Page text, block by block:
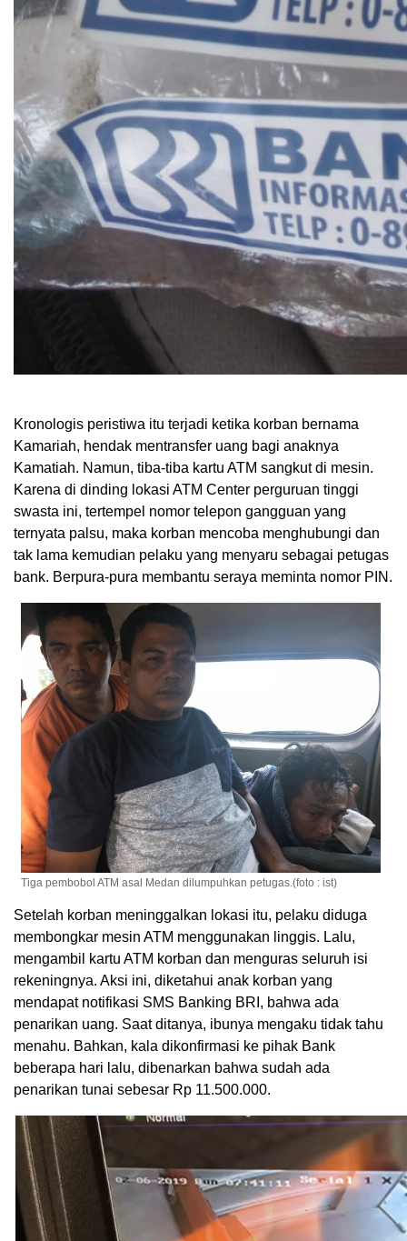
Kronologis peristiwa itu terjadi ketika korban bernama
Kamariah, hendak mentransfer uang bagi anaknya
Kamatiah. Namun, tiba-tiba kartu ATM sangkut di mesin.
Karena di dinding lokasi ATM Center perguruan tinggi
swasta ini, tertempel nomor telepon gangguan yang
ternyata palsu, maka korban mencoba menghubungi dan
tak lama kemudian pelaku yang menyaru sebagai petugas
bank. Berpura-pura membantu seraya meminta nomor PIN.
Tiga pembobol ATM asal Medan dilumpuhkan petugas.(foto : ist)
Setelah korban meninggalkan lokasi itu, pelaku diduga
membongkar mesin ATM menggunakan linggis. Lalu,
mengambil kartu ATM korban dan menguras seluruh isi
rekeningnya. Aksi ini, diketahui anak korban yang
mendapat notifikasi SMS Banking BRI, bahwa ada
penarikan uang. Saat ditanya, ibunya mengaku tidak tahu
menahu. Bahkan, kala dikonfirmasi ke pihak Bank
beberapa hari lalu, dibenarkan bahwa sudah ada
penarikan tunai sebesar Rp 11.500.000.